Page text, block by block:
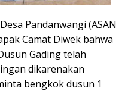
Pandanwangi (ASAN
Camat Diwek bahwa
Gading telah
dikarenakan
bengkok dusun 1